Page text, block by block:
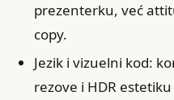
prezenterku, već
copy.
Jezik i vizuelni kod:
rezove i HDR